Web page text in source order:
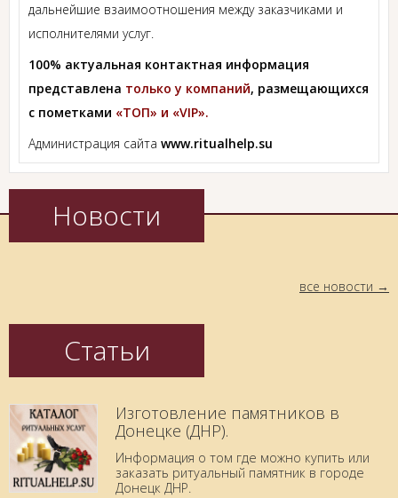
дальнейшие взаимоотношения между заказчиками и
исполнителями услуг.
100% актуальная контактная информация
представлена только у компаний, размещающихся
с пометками «ТОП» и «VIP».
Администрация сайта www.ritualhelp.su
Новости
все новости
Статьи
Изготовление памятников в
Донецке (ДНР).
Информация о том где можно купить или
заказать ритуальный памятник в городе
Донецк ДНР.